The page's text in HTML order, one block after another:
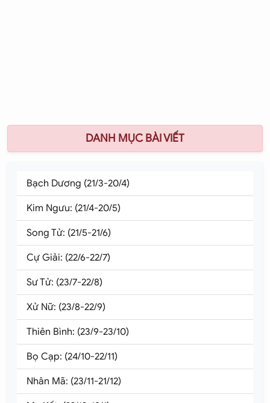
DANH MỤC BÀI VIẾT
Bạch Dương (21/3-20/4)
Kim Ngưu: (21/4-20/5)
Song Tử: (21/5-21/6)
Cự Giải: (22/6-22/7)
Sư Tử: (23/7-22/8)
Xử Nữ: (23/8-22/9)
Thiên Bình: (23/9-23/10)
Bọ Cạp: (24/10-22/11)
Nhân Mã: (23/11-21/12)